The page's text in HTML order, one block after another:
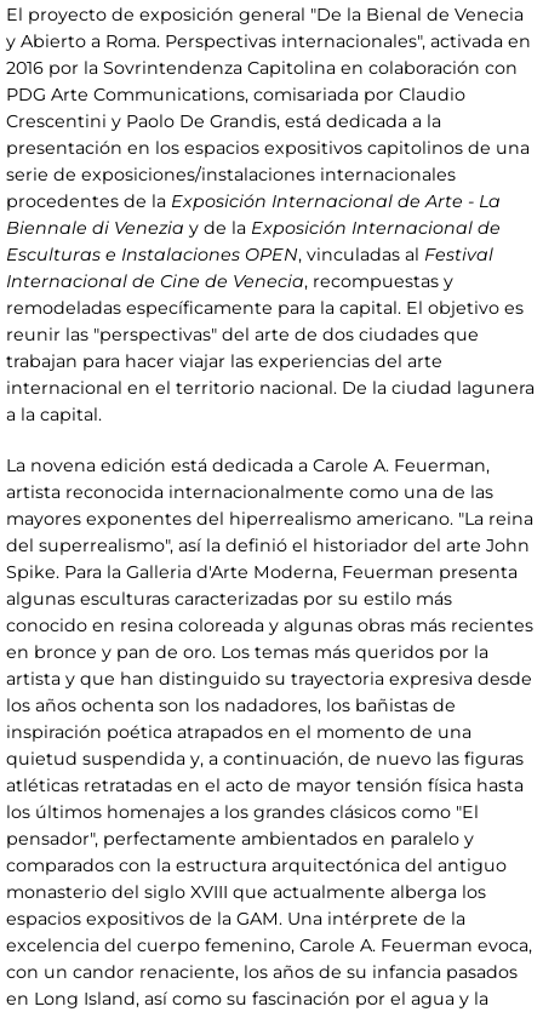
El proyecto de exposición general "De la Bienal de Venecia
y Abierto a Roma. Perspectivas internacionales", activada en
2016 por la Sovrintendenza Capitolina en colaboración con
PDG Arte Communications, comisariada por Claudio
Crescentini y Paolo De Grandis, está dedicada a la
presentación en los espacios expositivos capitolinos de una
serie de exposiciones/instalaciones internacionales
procedentes de la Exposición Internacional de Arte - La
Biennale di Venezia y de la Exposición Internacional de
Esculturas e Instalaciones OPEN, vinculadas al Festival
Internacional de Cine de Venecia, recompuestas y
remodeladas específicamente para la capital. El objetivo es
reunir las "perspectivas" del arte de dos ciudades que
trabajan para hacer viajar las experiencias del arte
internacional en el territorio nacional. De la ciudad lagunera
a la capital.
La novena edición está dedicada a Carole A. Feuerman,
artista reconocida internacionalmente como una de las
mayores exponentes del hiperrealismo americano. "La reina
del superrealismo", así la definió el historiador del arte John
Spike. Para la Galleria d'Arte Moderna, Feuerman presenta
algunas esculturas caracterizadas por su estilo más
conocido en resina coloreada y algunas obras más recientes
en bronce y pan de oro. Los temas más queridos por la
artista y que han distinguido su trayectoria expresiva desde
los años ochenta son los nadadores, los bañistas de
inspiración poética atrapados en el momento de una
quietud suspendida y, a continuación, de nuevo las figuras
atléticas retratadas en el acto de mayor tensión física hasta
los últimos homenajes a los grandes clásicos como "El
pensador", perfectamente ambientados en paralelo y
comparados con la estructura arquitectónica del antiguo
monasterio del siglo XVIII que actualmente alberga los
espacios expositivos de la GAM. Una intérprete de la
excelencia del cuerpo femenino, Carole A. Feuerman evoca,
con un candor renaciente, los años de su infancia pasados
en Long Island, así como su fascinación por el agua y la